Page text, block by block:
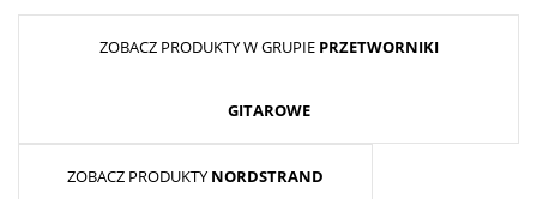
ZOBACZ PRODUKTY W GRUPIE PRZETWORNIKI
GITAROWE
ZOBACZ PRODUKTY NORDSTRAND